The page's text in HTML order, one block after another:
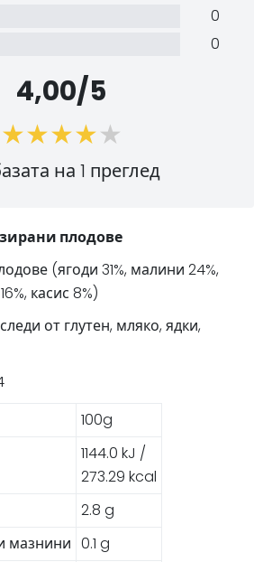
0
0
4,00/5
на 1 преглед
плодове
(ягоди 31%, малини 24%,
касис 8%)
от глутен, мляко, ядки,
100g
1144.0 kJ /
273.29 kcal
2.8 g
мазнини 0.1 g